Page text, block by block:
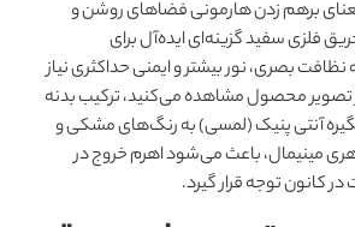
معنای برهم زدن هارمونی فضاهای روشن و
فلزی سفید گزینه‌ای ایده‌آل برای
بصری، نور بیشتر و ایمنی حداکثری نیاز
تصویر محصول مشاهده می‌کنید، ترکیب بدنه
آنتی پنیک (لمسی) به رنگ‌های مشکی و
مینیمال، باعث می‌شود اهرم خروج در
کانون توجه قرار گیرد.